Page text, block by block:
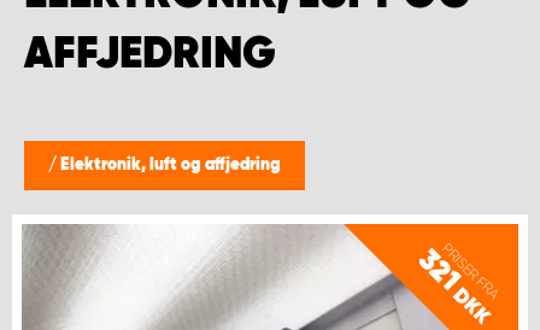
AFFJEDRING
/ Elektronik, luft og affjedring
PRISER FRA
321
DKK